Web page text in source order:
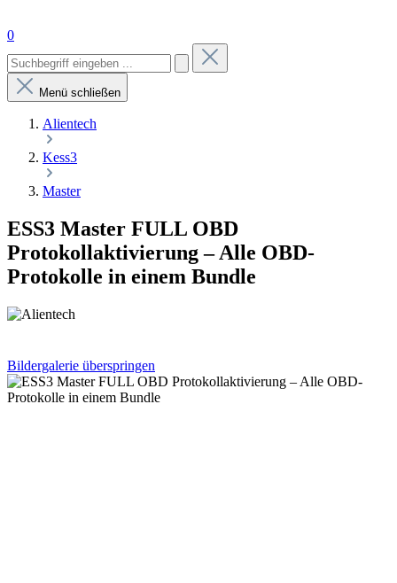
0
Menü schließen
Alientech
Kess3
Master
ESS3 Master FULL OBD
Protokollaktivierung – Alle OBD-
Protokolle in einem Bundle
Bildergalerie überspringen